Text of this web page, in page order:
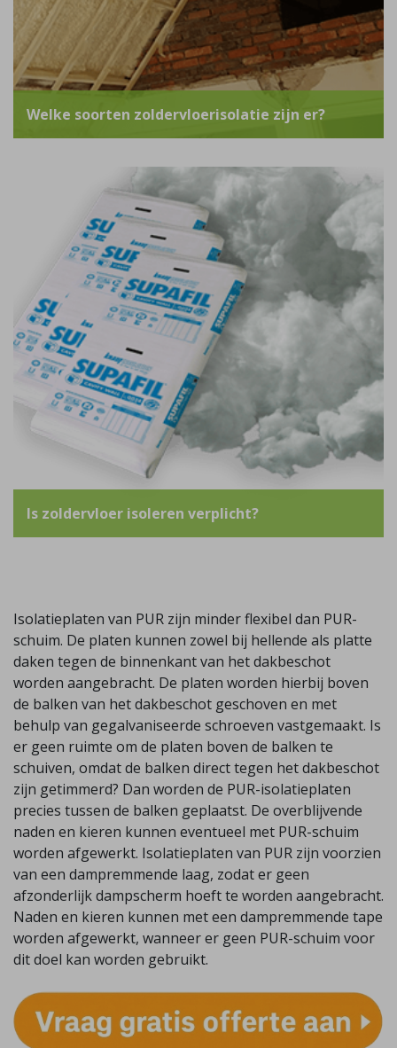
Welke soorten zoldervloerisolatie zijn er?
Is zoldervloer isoleren verplicht?
Isolatieplaten van PUR zijn minder flexibel dan PUR-
schuim. De platen kunnen zowel bij hellende als platte
daken tegen de binnenkant van het dakbeschot
worden aangebracht. De platen worden hierbij boven
de balken van het dakbeschot geschoven en met
behulp van gegalvaniseerde schroeven vastgemaakt. Is
er geen ruimte om de platen boven de balken te
schuiven, omdat de balken direct tegen het dakbeschot
zijn getimmerd? Dan worden de PUR-isolatieplaten
precies tussen de balken geplaatst. De overblijvende
naden en kieren kunnen eventueel met PUR-schuim
worden afgewerkt. Isolatieplaten van PUR zijn voorzien
van een dampremmende laag, zodat er geen
afzonderlijk dampscherm hoeft te worden aangebracht.
Naden en kieren kunnen met een dampremmende tape
worden afgewerkt, wanneer er geen PUR-schuim voor
dit doel kan worden gebruikt.